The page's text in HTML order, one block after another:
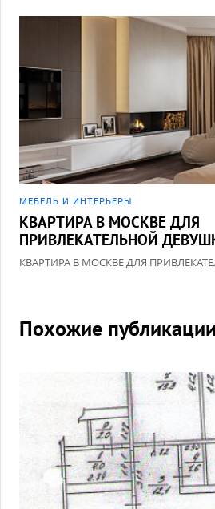
МЕБЕЛЬ И ИНТЕРЬЕРЫ
КВАРТИРА В МОСКВЕ ДЛЯ
ПРИВЛЕКАТЕЛЬНОЙ
КВАРТИРА В МОСКВЕ ДЛЯ
Похожие публикации